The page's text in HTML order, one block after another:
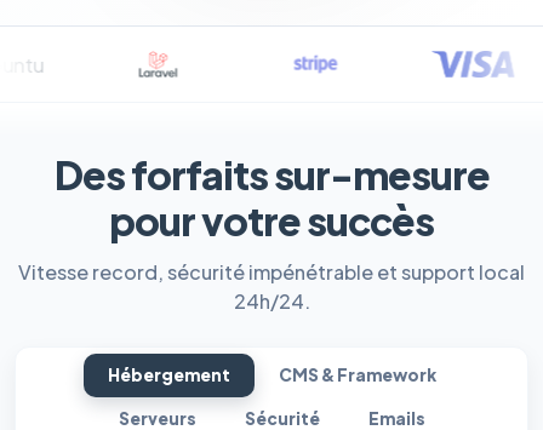
Des forfaits sur-mesure
pour votre succès
Vitesse record, sécurité impénétrable et support local
24h/24.
Hébergement CMS & Framework
Serveurs Sécurité Emails